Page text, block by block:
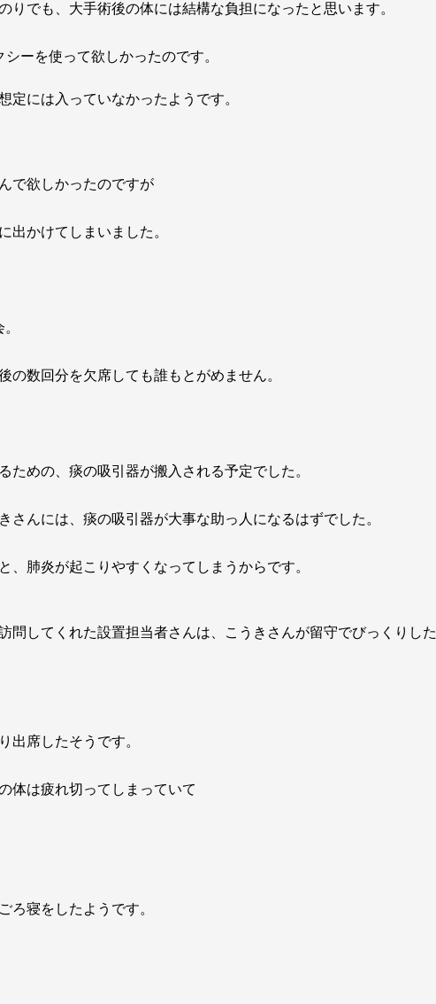
りでも、大手術後の体には結構な負担になったと思います。
ーを使って欲しかったのです。
定には入っていなかったようです。
で欲しかったのですが
出かけてしまいました。
の数回分を欠席しても誰もとがめません。
ための、痰の吸引器が搬入される予定でした。
さんには、痰の吸引器が大事な助っ人になるはずでした。
、肺炎が起こりやすくなってしまうからです。
問してくれた設置担当者さんは、こうきさんが留守でびっくりした
出席したそうです。
体は疲れ切ってしまっていて
ろ寝をしたようです。